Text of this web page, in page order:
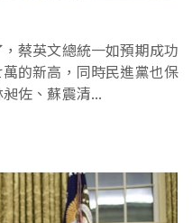
蔡英文總統一如預期成功
的新高，同時民進黨也保
佐、蘇震清...